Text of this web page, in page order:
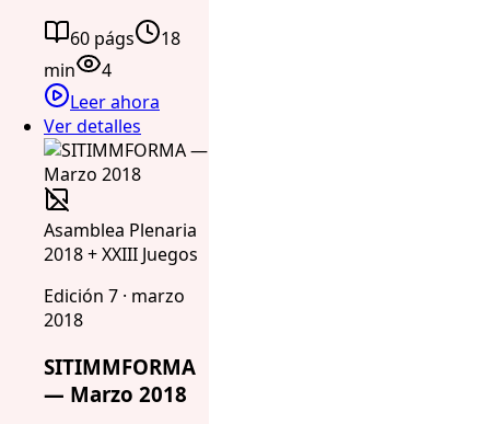
60 págs
18
min
4
Leer ahora
Ver detalles
Asamblea Plenaria
2018 + XXIII Juegos
Edición 7 · marzo
2018
SITIMMFORMA
— Marzo 2018